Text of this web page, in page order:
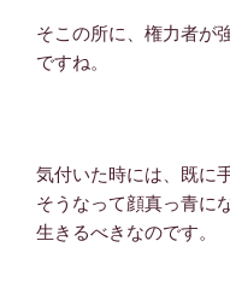
そこの所に、権力者が
ですね。
気付いた時には、既に
そうなって顔真っ青に
生きるべきなのです。